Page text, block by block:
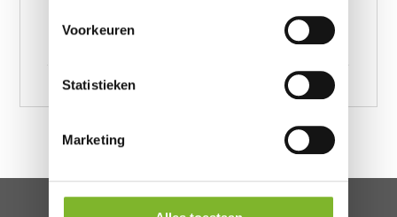
Voorkeuren
Statistieken
Marketing
Andolf Groen 140 x 220, Andolf Groen 200 x 220,